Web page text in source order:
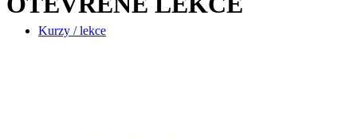
Kurzy / lekce